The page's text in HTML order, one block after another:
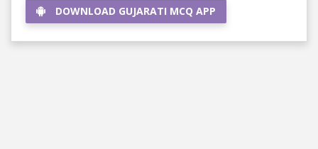
DOWNLOAD GUJARATI MCQ APP